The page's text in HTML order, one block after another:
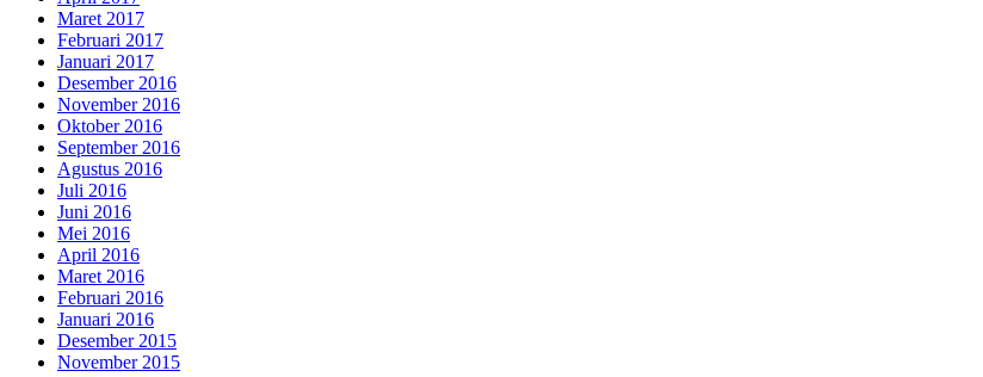
Maret 2017
Februari 2017
Januari 2017
Desember 2016
November 2016
Oktober 2016
September 2016
Agustus 2016
Juli 2016
Juni 2016
Mei 2016
April 2016
Maret 2016
Februari 2016
Januari 2016
Desember 2015
November 2015